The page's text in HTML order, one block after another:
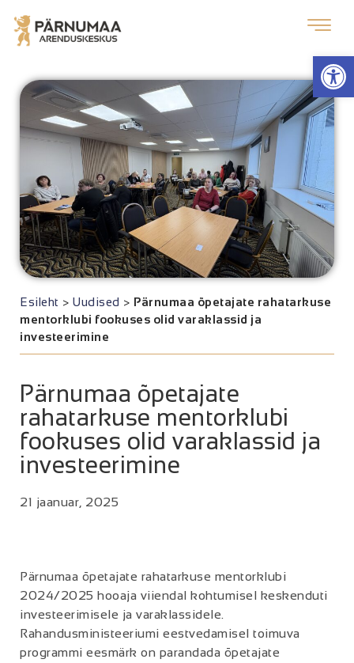
Esileht > Uudised > Pärnumaa õpetajate rahatarkuse
mentorklubi fookuses olid varaklassid ja
investeerimine
Pärnumaa õpetajate
rahatarkuse mentorklubi
fookuses olid varaklassid ja
investeerimine
21 jaanuar, 2025
Pärnumaa õpetajate rahatarkuse mentorklubi
2024/2025 hooaja viiendal kohtumisel keskenduti
investeerimisele ja varaklassidele.
Rahandusministeeriumi eestvedamisel toimuva
programmi eesmärk on parandada õpetajate